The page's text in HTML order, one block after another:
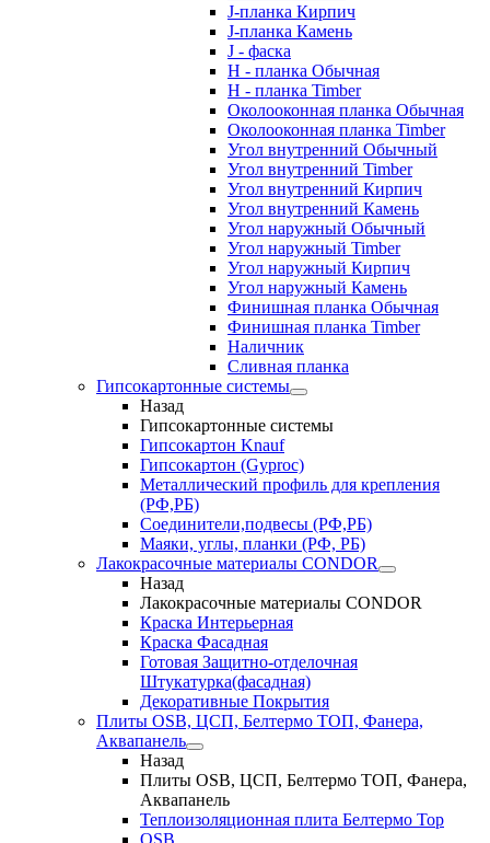
J-планка Кирпич
J-планка Камень
J - фаска
Н - планка Обычная
Н - планка Timber
Околооконная планка Обычная
Околооконная планка Timber
Угол внутренний Обычный
Угол внутренний Timber
Угол внутренний Кирпич
Угол внутренний Камень
Угол наружный Обычный
Угол наружный Timber
Угол наружный Кирпич
Угол наружный Камень
Финишная планка Обычная
Финишная планка Timber
Наличник
Сливная планка
Гипсокартонные системы
Назад
Гипсокартонные системы
Гипсокартон Knauf
Гипсокартон (Gyproc)
Металлический профиль для крепления
(РФ,РБ)
Соединители,подвесы (РФ,РБ)
Маяки, углы, планки (РФ, РБ)
Лакокрасочные материалы CONDOR
Назад
Лакокрасочные материалы CONDOR
Краска Интерьерная
Краска Фасадная
Готовая Защитно-отделочная
Штукатурка(фасадная)
Декоративные Покрытия
Плиты OSB, ЦСП, Белтермо ТОП, Фанера,
Аквапанель
Назад
Плиты OSB, ЦСП, Белтермо ТОП, Фанера,
Аквапанель
Теплоизоляционная плита Белтермо Top
OSB